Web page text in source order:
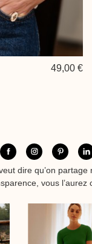
49,00 €
dire qu’on partage
vous l’aurez